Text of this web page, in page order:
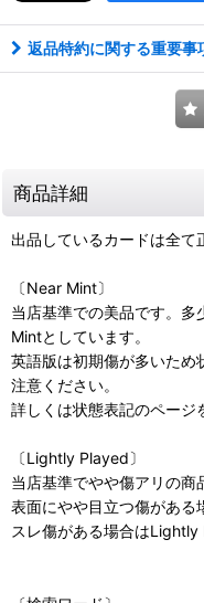
返品特約に関する重要事
商品詳細
出品しているカードは全て
〔Near Mint〕
当店基準での美品です。
Mintとしています。
英語版は初期傷が多いため
注意ください。
詳しくは状態表記のページ
〔Lightly Played〕
当店基準でやや傷アリの商
表面にやや目立つ傷がある
スレ傷がある場合はLightly